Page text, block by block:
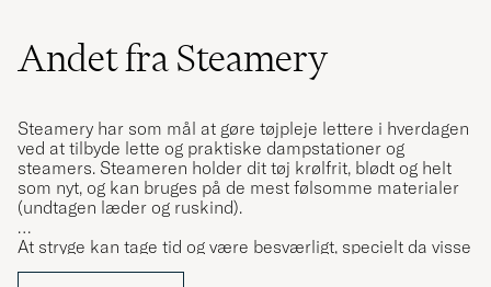
Andet fra Steamery
Steamery har som mål at gøre tøjpleje lettere i hverdagen
ved at tilbyde lette og praktiske dampstationer og
steamers. Steameren holder dit tøj krølfrit, blødt og helt
som nyt, og kan bruges på de mest følsomme materialer
(undtagen læder og ruskind).
At stryge kan tage tid og være besværligt, specielt da visse